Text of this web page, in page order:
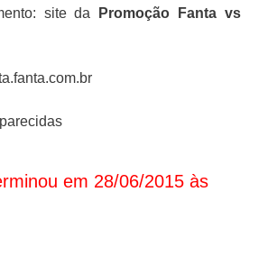
site da
Promoção Fanta vs
em 28/06/2015 às